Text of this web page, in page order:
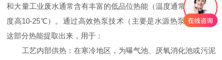
和大量工业废水通常含有丰富的低品位热能（温度通常比环境温
度高10-25℃）。通过高效热泵技术（主要是水源热泵），可将
这部分热能提取出来，用于：
工艺内部供热：在寒冷地区，为曝气池、厌氧消化池或污泥